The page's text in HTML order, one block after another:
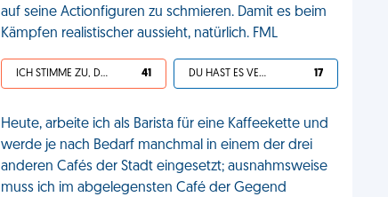
auf seine Actionfiguren zu schmieren. Damit es beim
Kämpfen realistischer aussieht, natürlich. FML
ICH STIMME ZU, DEIN LEBEN IST SCHEISSE 41 DU HAST ES VERDIENT 17
Heute, arbeite ich als Barista für eine Kaffeekette und
werde je nach Bedarf manchmal in einem der drei
anderen Cafés der Stadt eingesetzt; ausnahmsweise
muss ich im abgelegensten Café der Gegend